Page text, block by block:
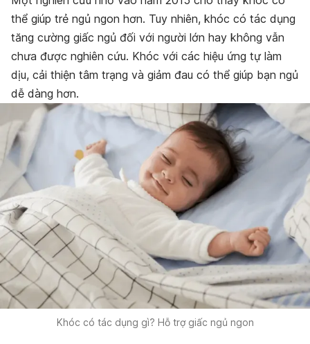
thể giúp trẻ ngủ ngon hơn. Tuy nhiên, khóc có tác dụng
tăng cường giấc ngủ đối với người lớn hay không vẫn
chưa được nghiên cứu. Khóc với các hiệu ứng tự làm
dịu, cải thiện tâm trạng và giảm đau có thể giúp bạn ngủ
dễ dàng hơn.
Khóc có tác dụng gì? Hỗ trợ giấc ngủ ngon